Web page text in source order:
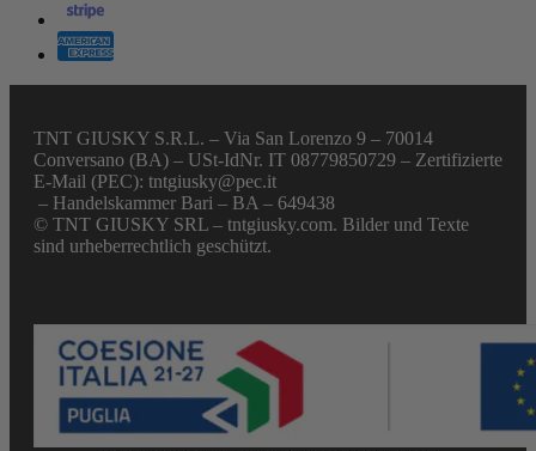
TNT GIUSKY S.R.L. – Via San Lorenzo 9 – 70014
Conversano (BA) – USt-IdNr. IT 08779850729 – Zertifizierte
E-Mail (PEC): tntgiusky@pec.it
– Handelskammer Bari – BA – 649438
© TNT GIUSKY SRL – tntgiusky.com. Bilder und Texte
sind urheberrechtlich geschützt.